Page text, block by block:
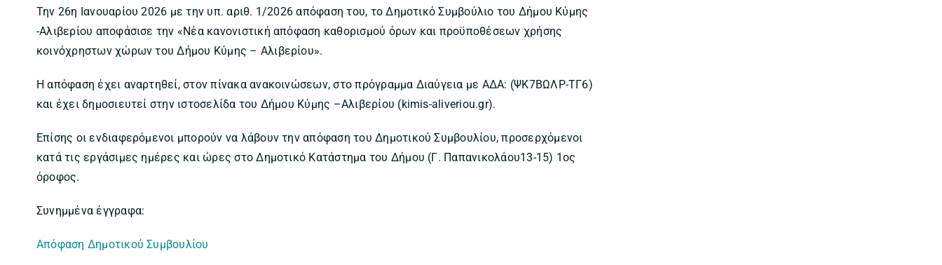
Την 26η Ιανουαρίου 2026 με την υπ. αριθ. 1/2026 απόφαση του, το Δημοτικό Συμβούλιο του Δήμου Κύμης
-Αλιβερίου αποφάσισε την «Νέα κανονιστική απόφαση καθορισμού όρων και προϋποθέσεων χρήσης
κοινόχρηστων χώρων του Δήμου Κύμης – Αλιβερίου».
Η απόφαση έχει αναρτηθεί, στον πίνακα ανακοινώσεων, στο πρόγραμμα Διαύγεια με ΑΔΑ: (ΨΚ7ΒΩΛΡ-ΤΓ6)
και έχει δημοσιευτεί στην ιστοσελίδα του Δήμου Κύμης –Αλιβερίου (kimis-aliveriou.gr).
Επίσης οι ενδιαφερόμενοι μπορούν να λάβουν την απόφαση του Δημοτικού Συμβουλίου, προσερχόμενοι
κατά τις εργάσιμες ημέρες και ώρες στο Δημοτικό Κατάστημα του Δήμου (Γ. Παπανικολάου13-15) 1ος
όροφος.
Συνημμένα έγγραφα:
Απόφαση Δημοτικού Συμβουλίου